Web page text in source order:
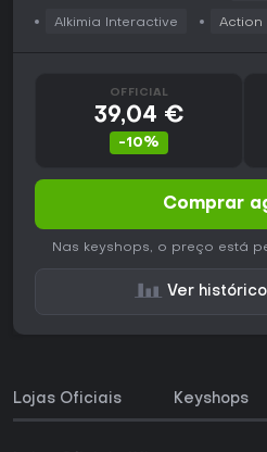
Alkimia Interactive Action
OFFICIAL
39,04 €
-10%
Comprar
Nas keyshops, o preço está
Ver
Lojas Oficiais Keyshops